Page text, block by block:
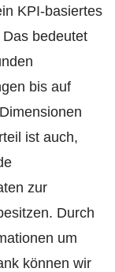
KPI-basiertes
bedeutet
bis auf
ist auch,
zur
Durch
um
können wir